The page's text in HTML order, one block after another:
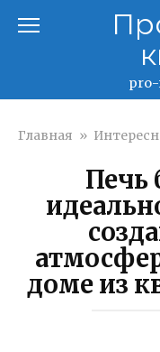
Главная »
Печь
доме из